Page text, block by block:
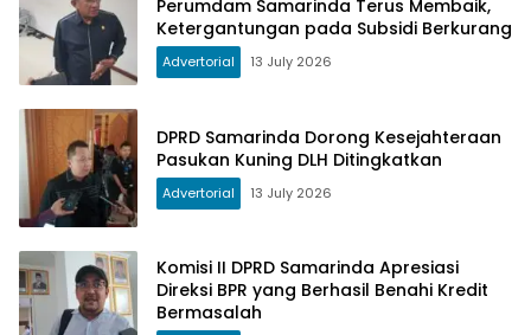
Perumdam Samarinda Terus Membaik,
Ketergantungan pada Subsidi Berkurang
Advertorial 13 July 2026
DPRD Samarinda Dorong Kesejahteraan
Pasukan Kuning DLH Ditingkatkan
Advertorial 13 July 2026
Komisi II DPRD Samarinda Apresiasi
Direksi BPR yang Berhasil Benahi Kredit
Bermasalah